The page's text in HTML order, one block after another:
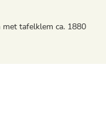
met tafelklem ca. 1880